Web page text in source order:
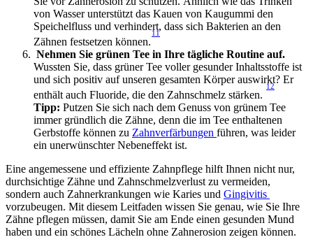
von Wasser unterstützt das Kauen von Kaugummi den
Speichelfluss und verhindert, dass sich Bakterien an den
Zähnen festsetzen können.
11
Wussten Sie, dass grüner Tee voller gesunder Inhaltsstoffe ist
und sich positiv auf unseren gesamten Körper auswirkt? Er
enthält auch Fluoride, die den Zahnschmelz stärken.
12
Tipp: Putzen Sie sich nach dem Genuss von grünem Tee
immer gründlich die Zähne, denn die im Tee enthaltenen
Gerbstoffe können zu Zahnverfärbungen führen, was leider
ein unerwünschter Nebeneffekt ist.
Eine angemessene und effiziente Zahnpflege hilft Ihnen nicht nur,
durchsichtige Zähne und Zahnschmelzverlust zu vermeiden,
sondern auch Zahnerkrankungen wie Karies und
vorzubeugen. Mit diesem Leitfaden wissen Sie genau, wie Sie Ihre
Zähne pflegen müssen, damit Sie am Ende einen gesunden Mund
haben und ein schönes Lächeln ohne Zahnerosion zeigen können.